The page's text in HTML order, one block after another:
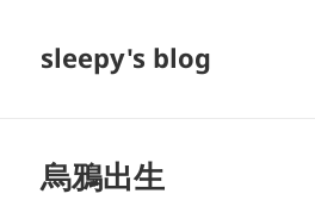
sleepy's blog
烏鴉出生